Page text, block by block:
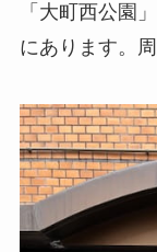
「大町西公園
にあります。